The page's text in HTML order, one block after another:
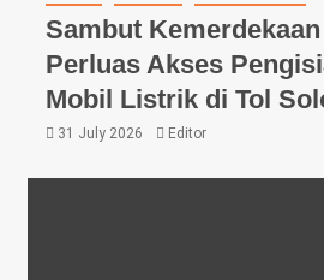
Sambut
Perluas Akses
Mobil Listrik di Tol
31 July 2026 Editor